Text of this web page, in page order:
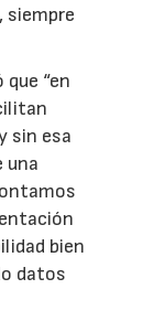
siempre
“en
sin esa
una
bien
datos